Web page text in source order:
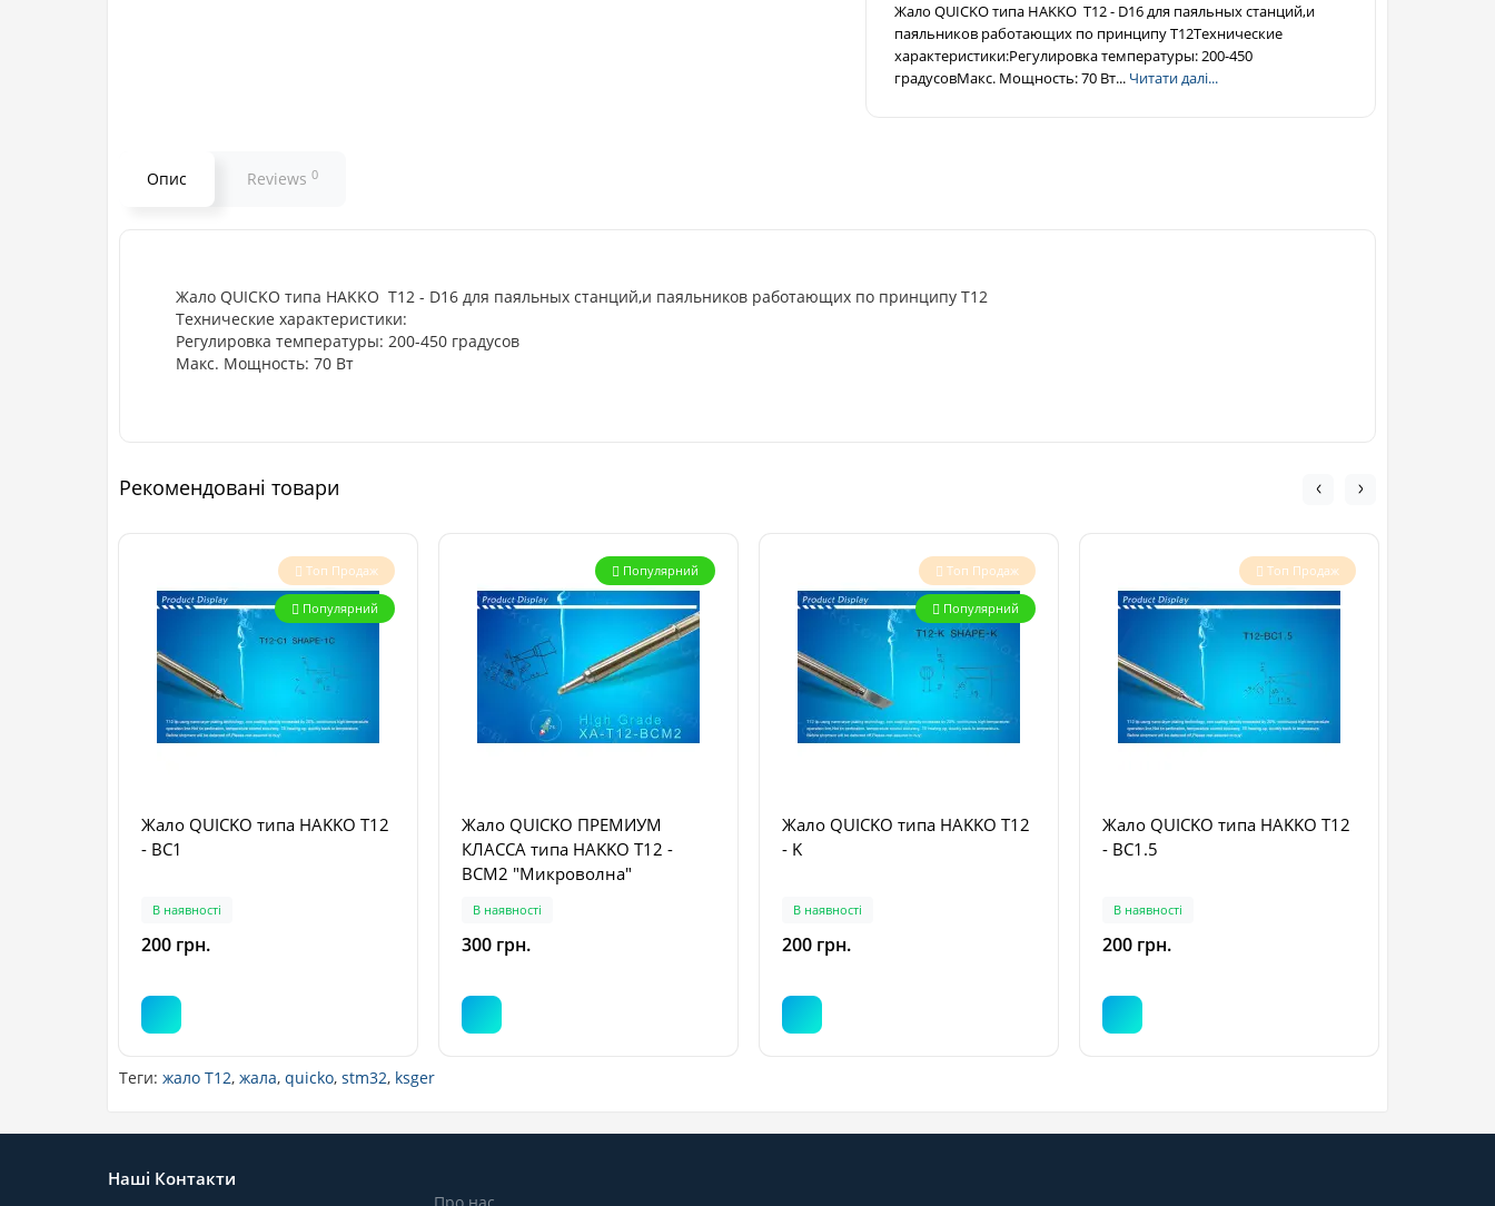
Жало QUICKO типа HAKKO T12 - D16 для паяльных станций,и
паяльников работающих по принципу T12Технические
характеристики:Регулировка температуры: 200-450
градусовМакс. Мощность: 70 Вт... Читати далі...
Опис Reviews 0
Жало QUICKO типа HAKKO T12 - D16 для паяльных станций,и паяльников работающих по принципу T12
Технические характеристики:
Регулировка температуры: 200-450 градусов
Макс. Мощность: 70 Вт
Рекомендовані товари
Топ Продаж
Популярний
Жало QUICKO типа HAKKO T12
- BC1
В наявності
200 грн.
Популярний
Жало QUICKO ПРЕМИУМ
КЛАССА типа HAKKO T12 -
BСМ2 "Микроволна"
В наявності
300 грн.
Топ Продаж
Популярний
Жало QUICKO типа HAKKO T12
- K
В наявності
200 грн.
Топ Продаж
Жало QUICKO типа HAKKO T12
- BC1.5
В наявності
200 грн.
Теги: жало T12, жала, quicko, stm32, ksger
Наші Контакти